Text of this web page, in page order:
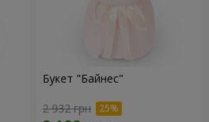
Букет "Байнес"
2 932 грн